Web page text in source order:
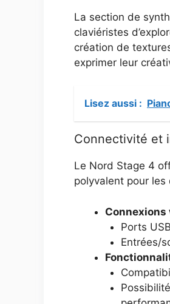
La section de
claviéristes
création de
exprimer leur
Lisez aussi :
Connectivité et
Le Nord Stage 4
polyvalent pour
Connexions
Ports
Entrées/